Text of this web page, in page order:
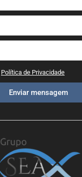
Política de Privacidade
Enviar mensagem